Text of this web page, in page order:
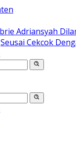
Adriansyah
Seusai Cekcok